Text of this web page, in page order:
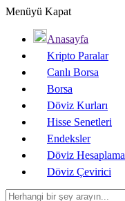
Menüyü Kapat
Anasayfa
Kripto Paralar
Canlı Borsa
Borsa
Döviz Kurları
Hisse Senetleri
Endeksler
Döviz Hesaplama
Döviz Çevirici